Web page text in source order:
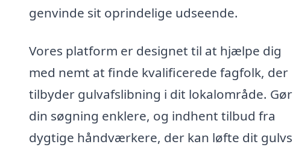
genvinde sit oprindelige udseende.
Vores platform er designet til at hjælpe dig
med nemt at finde kvalificerede fagfolk, der
tilbyder gulvafslibning i dit lokalområde. Gør
din søgning enklere, og indhent tilbud fra
dygtige håndværkere, der kan løfte dit gulvs